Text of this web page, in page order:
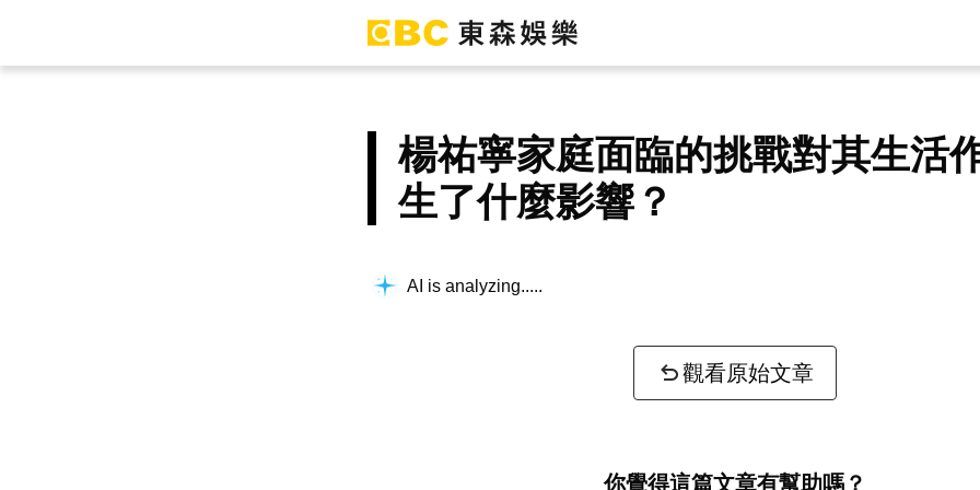
楊祐寧家庭面臨的挑戰對其生活
生了什麼影響？
AI is analyzing...
觀看原始文章
你覺得這篇文章有幫助嗎？